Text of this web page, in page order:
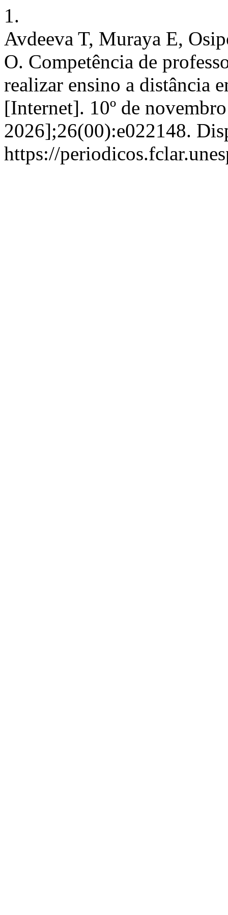
1.
Avdeeva T, Muraya E,
O. Competência de
realizar ensino a distância
[Internet]. 10º de
2026];26(00):e022148.
https://